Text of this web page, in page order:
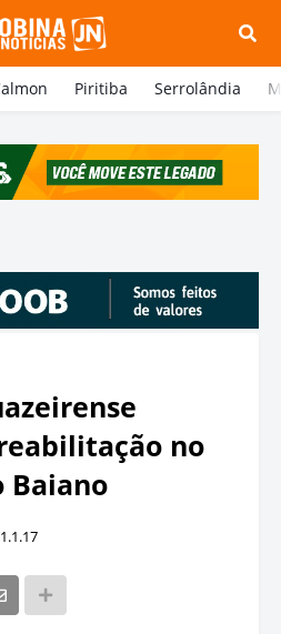
Piritiba Serrolândia
no
Baiano